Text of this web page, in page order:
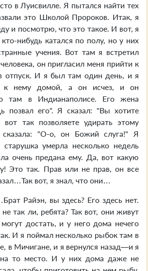
в Луисвилле. Я пытался найти тех
это Школой Пророков. Итак, я
и посмотрю, что это такое. И вот, я
нибудь катался по полу, но у них
учения. Вот там я встретил
он пригласил меня прийти к
отпуск. И я был там один день, и я
к нему домой, а он исчез, и он
там в Индианаполисе. Его жена
позвал его". Я сказал: "Вы хотите
вот так позволяете удирать этому
сказала: "О-о, он Божий слуга!" Я
умерла несколько недель
очень предана ему. Да, вот какую
Это так. Прав или не прав, он все
вот, я знал, что они…
Райэн, вы здесь? Его здесь нет.
так ли, ребята? Так вот, они живут
достать, и у него дома нечего
И я поймал несколько рыбок там в
в Мичигане, и я вернулся назад—и я
на то место. И у них дома даже не